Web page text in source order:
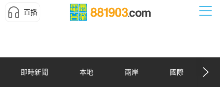
直播
即時新聞 本地 兩岸 國際